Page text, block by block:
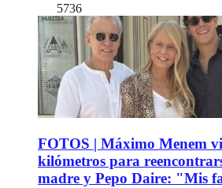
5736
FOTOS | Máximo Menem
kilómetros para
madre y Pepo Daire: "Mis